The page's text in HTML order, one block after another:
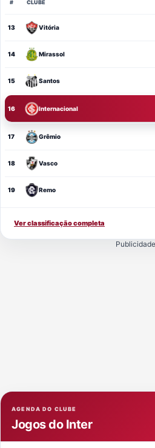
# CLUBE
13 Vitória
14 Mirassol
15 Santos
16 Internacional
17 Grêmio
18 Vasco
19 Remo
Ver classificação completa
Publicidade
AGENDA DO CLUBE
Jogos do Inter